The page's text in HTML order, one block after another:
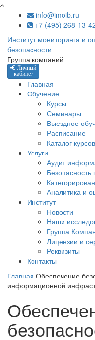
Перейти к основному
info@imoib.ru
+7 (495) 268-13-42
Институт мониторинга и
безопасности
Группа компаний
Личный
кабинет
Главная
Обучение
Курсы
Семинары
Выездное
Расписание
Каталог курсов
Услуги
Аудит
Аналитика и
Институт
Новости
Наши
Группа
Лицензии и
Реквизиты
Контакты
Главная Обеспечение
информационной